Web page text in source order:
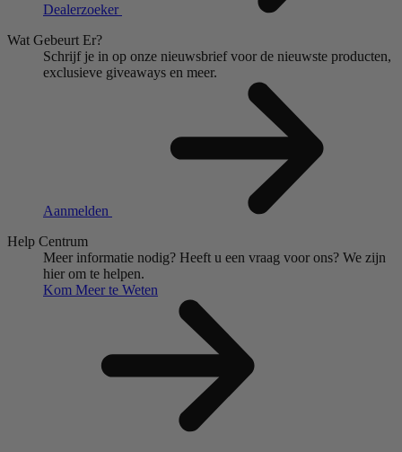
Dealerzoeker
Wat Gebeurt Er?
Schrijf je in op onze nieuwsbrief voor de nieuwste producten,
exclusieve giveaways en meer.
Aanmelden
Help Centrum
Meer informatie nodig? Heeft u een vraag voor ons? We zijn
hier om te helpen.
Kom Meer te Weten